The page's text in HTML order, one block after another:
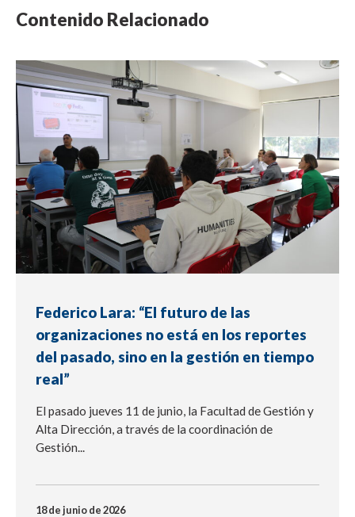
Contenido Relacionado
NOTICIA
Federico Lara: “El futuro de las
organizaciones no está en los reportes
del pasado, sino en la gestión en tiempo
real”
El pasado jueves 11 de junio, la Facultad de Gestión y
Alta Dirección, a través de la coordinación de
Gestión...
18 de junio de 2026